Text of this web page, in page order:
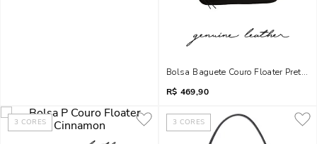
Bolsa Baguete Couro Floater Preto
R$ 469,90
3 CORES 3 CORES